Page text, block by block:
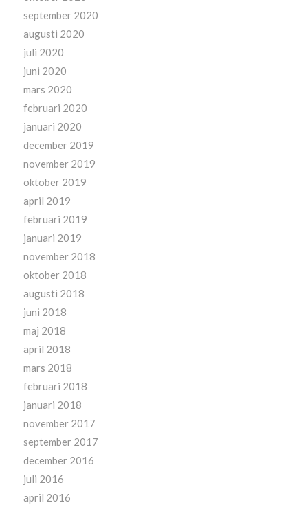
september 2020
augusti 2020
juli 2020
juni 2020
mars 2020
februari 2020
januari 2020
december 2019
november 2019
oktober 2019
april 2019
februari 2019
januari 2019
november 2018
oktober 2018
augusti 2018
juni 2018
maj 2018
april 2018
mars 2018
februari 2018
januari 2018
november 2017
september 2017
december 2016
juli 2016
april 2016